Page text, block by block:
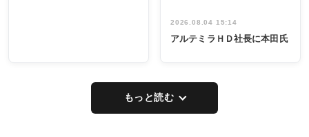
2026.08.04 15:14
アルテミラＨＤ社長に本田氏
もっと読む